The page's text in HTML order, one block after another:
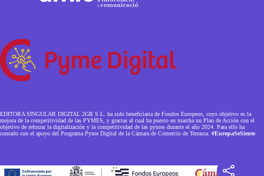
EDITORA SINGULAR DIGITAL 2GR S.L. ha sido beneficiaria de Fondos Europeos, cuyo objetivo es la
mejora de la competitividad de las PYMES, y gracias al cual ha puesto en marcha un Plan de Acción con el
objetivo de reforzar la digitalización y la competitividad de las pymes durante el año 2024. Para ello ha
contado con el apoyo del Programa Pyme Digital de la Cámara de Comercio de Terrassa. #EuropaSeSiente